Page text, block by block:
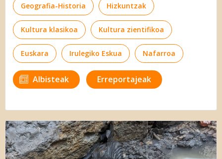
Geografia-Historia Hizkuntzak
Kultura klasikoa Kultura zientifikoa
Euskara Irulegiko Eskua Nafarroa
Albisteak Erreportajeak